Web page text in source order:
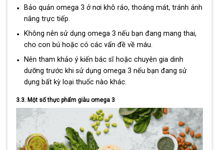
Bảo quản omega 3 ở nơi khô ráo, thoáng mát, tránh ánh
nắng trực tiếp.
Không nên sử dụng omega 3 nếu bạn đang mang thai,
cho con bú hoặc có các vấn đề về máu.
Nên tham khảo ý kiến bác sĩ hoặc chuyên gia dinh
dưỡng trước khi sử dụng omega 3 nếu bạn đang sử
dụng bất kỳ loại thuốc nào khác.
3.3. Một số thực phẩm giàu omega 3